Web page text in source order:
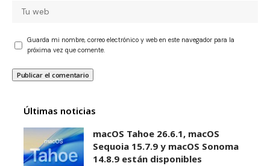
Guarda mi nombre, correo electrónico y web en este navegador para la
próxima vez que comente.
Últimas noticias
macOS Tahoe 26.6.1, macOS
Sequoia 15.7.9 y macOS Sonoma
14.8.9 están disponibles